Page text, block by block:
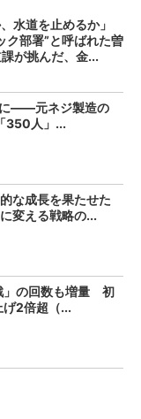
、水道を止めるか」
ク部署”と呼ばれた曽
が挑んだ、金...
に――元ネジ製造の
350人」...
な成長を果たせた
変える戦略の...
」の回数も増量 初
2倍超（...